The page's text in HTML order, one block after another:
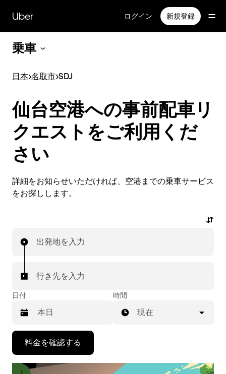
Uber ログイン 新規登録
乗車
日本>名取市>SDJ
仙台空港への事前配車リ
クエストをご利用くだ
さい
詳細をお知らせいただければ、空港までの乗車サービス
をお探しします。
出発地を入力
行き先を入力
日付 時間
現在
料金を確認する